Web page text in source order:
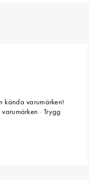
kända varumärken!
· Trygg